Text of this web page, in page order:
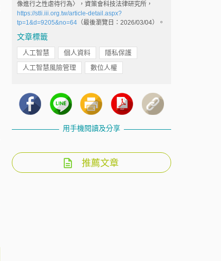
像進行之性虐待行為〉，資策會科技法律研究所，
https://stli.iii.org.tw/article-detail.aspx?
tp=1&d=9205&no=64（最後瀏覽日：2026/03/04）。
文章標籤
人工智慧 個人資料
隱私保護
人工智慧風險管理
數位人權
用手機閱讀及分享
推薦文章